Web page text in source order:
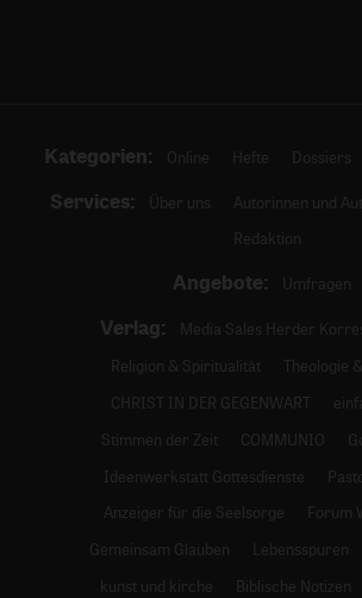
Kategorien: Online Hefte Dossiers
Services: Über uns Autorinnen und
Redaktion
Angebote: Umfragen
Verlag:
Media Sales Herder
Religion & Spiritualität
Theologie
CHRIST IN DER GEGENWART
Stimmen der Zeit
COMMUNIO
Ideenwerkstatt Gottesdienste
Anzeiger für die Seelsorge
Forum
Gemeinsam Glauben
Lebensspuren
kunst und kirche
Biblische Notizen